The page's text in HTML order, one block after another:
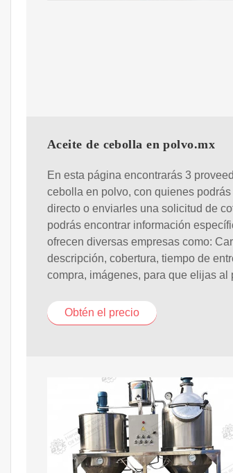
Aceite de cebolla en polvo.mx
En esta página encontrarás 3
cebolla en polvo, con quienes
directo o enviarles una solicitud de
podrás encontrar información
ofrecen diversas empresas como:
descripción, cobertura, tiempo de
compra, imágenes, para que elijas al
Obtén el precio